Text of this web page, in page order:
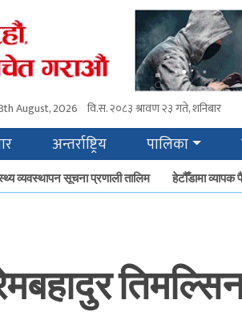
August, 2026 वि.स.२०८३ श्रावण २३ गते, शनिबार
अन्तर्राष्ट्रिय पालिका
व्यवस्थापन सूचना प्रणाली तालिम हेटौँडामा व्यापक